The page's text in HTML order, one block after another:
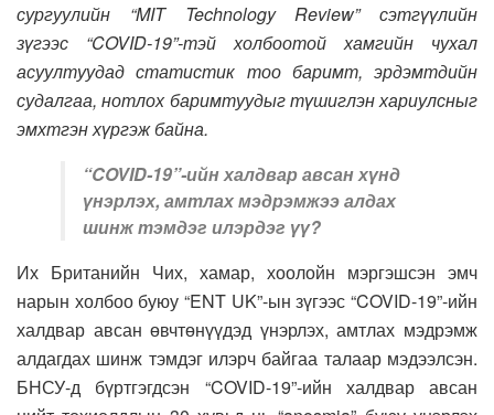
сургуулийн “MIT Technology Review” сэтгүүлийн
зүгээс “COVID-19”-тэй холбоотой хамгийн чухал
асуултуудад статистик тоо баримт, эрдэмтдийн
судалгаа, нотлох баримтуудыг түшиглэн хариулсныг
эмхтгэн хүргэж байна.
“COVID-19”-ийн халдвар авсан хүнд
үнэрлэх, амтлах мэдрэмжээ алдах
шинж тэмдэг илэрдэг үү?
Их Британийн Чих, хамар, хоолойн мэргэшсэн эмч
нарын холбоо буюу “ENT UK”-ын зүгээс “COVID-19”-ийн
халдвар авсан өвчтөнүүдэд үнэрлэх, амтлах мэдрэмж
алдагдах шинж тэмдэг илэрч байгаа талаар мэдээлсэн.
БНСУ-д бүртгэгдсэн “COVID-19”-ийн халдвар авсан